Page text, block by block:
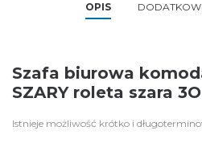
OPIS
Szafa biurowa
SZARY roleta szara
Istnieje możliwość krótko i